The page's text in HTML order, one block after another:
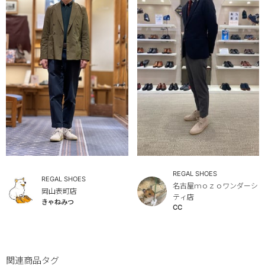
REGAL SHOES
岡山表町店
きゃねみつ
REGAL SHOES
名古屋ｍｏｚｏワンダーシ
ティ店
CC
関連商品タグ